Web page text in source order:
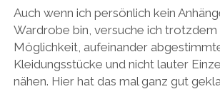
Auch wenn ich persönlich kein
Wardrobe bin, versuche ich trotzdem
Möglichkeit, aufeinander
Kleidungsstücke und nicht lauter
nähen. Hier hat das mal ganz gut